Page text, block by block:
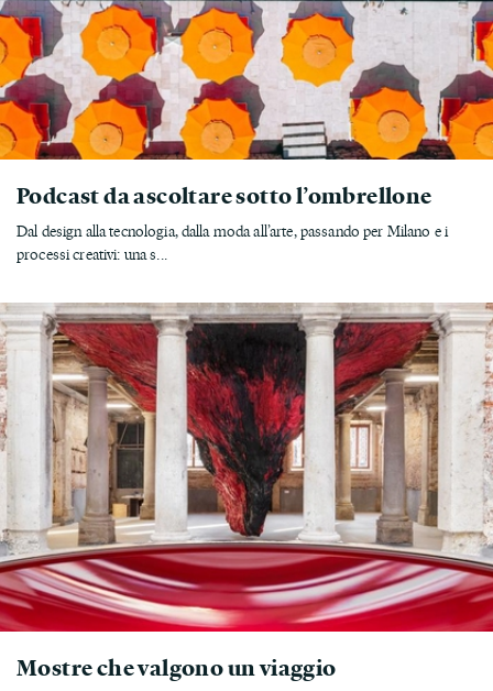
Podcast da ascoltare sotto l’ombrellone
Dal design alla tecnologia, dalla moda all’arte, passando per Milano e i
processi creativi: una s...
Mostre che valgono un viaggio